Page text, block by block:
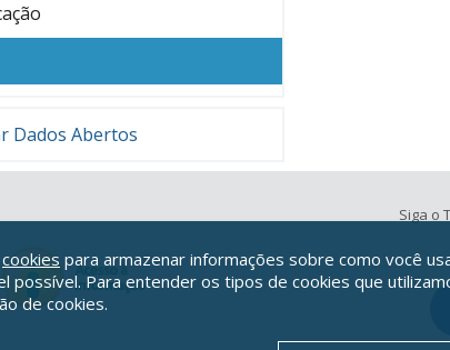
Dados Abertos
Siga o
cookies para armazenar informações sobre como você
possível. Para entender os tipos de cookies que
de cookies.